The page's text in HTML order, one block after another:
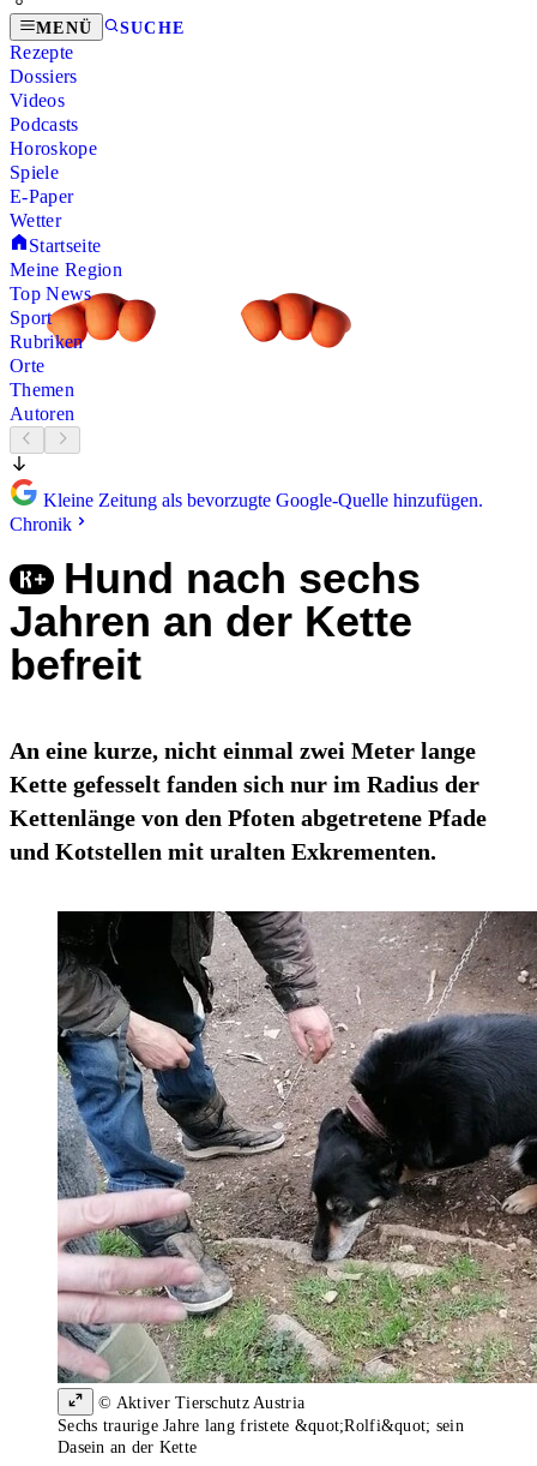
MENÜ SUCHE
Rezepte
Dossiers
Videos
Podcasts
Horoskope
Spiele
E-Paper
Wetter
Startseite
Meine Region
Top News
Sport
Rubriken
Orte
Themen
Autoren
Kleine Zeitung als bevorzugte Google-Quelle hinzufügen.
Chronik
Hund nach sechs
Jahren an der Kette
befreit
An eine kurze, nicht einmal zwei Meter lange
Kette gefesselt fanden sich nur im Radius der
Kettenlänge von den Pfoten abgetretene Pfade
und Kotstellen mit uralten Exkrementen.
© Aktiver Tierschutz Austria
Sechs traurige Jahre lang fristete &quot;Rolfi&quot; sein
Dasein an der Kette